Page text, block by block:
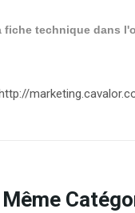
fiche technique dans